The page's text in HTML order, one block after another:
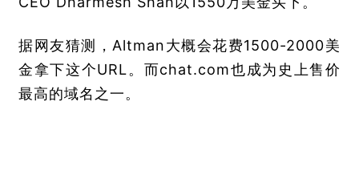
据网友猜测，Altman大概会花费1500-2000美
金拿下这个URL。而chat.com也成为史上售价
最高的域名之一。